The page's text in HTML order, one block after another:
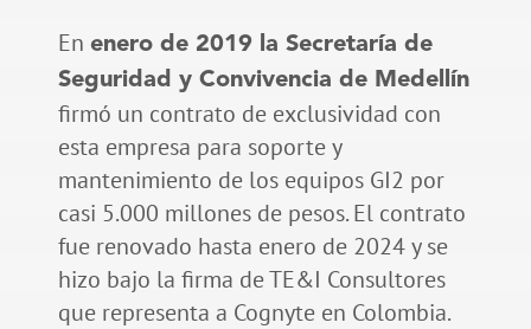
En enero de 2019 la Secretaría de
Seguridad y Convivencia de Medellín
firmó un contrato de exclusividad con
esta empresa para soporte y
mantenimiento de los equipos GI2 por
casi 5.000 millones de pesos. El contrato
fue renovado hasta enero de 2024 y se
hizo bajo la firma de TE&I Consultores
que representa a Cognyte en Colombia.